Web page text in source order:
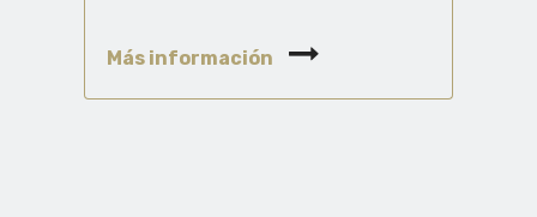
Más información